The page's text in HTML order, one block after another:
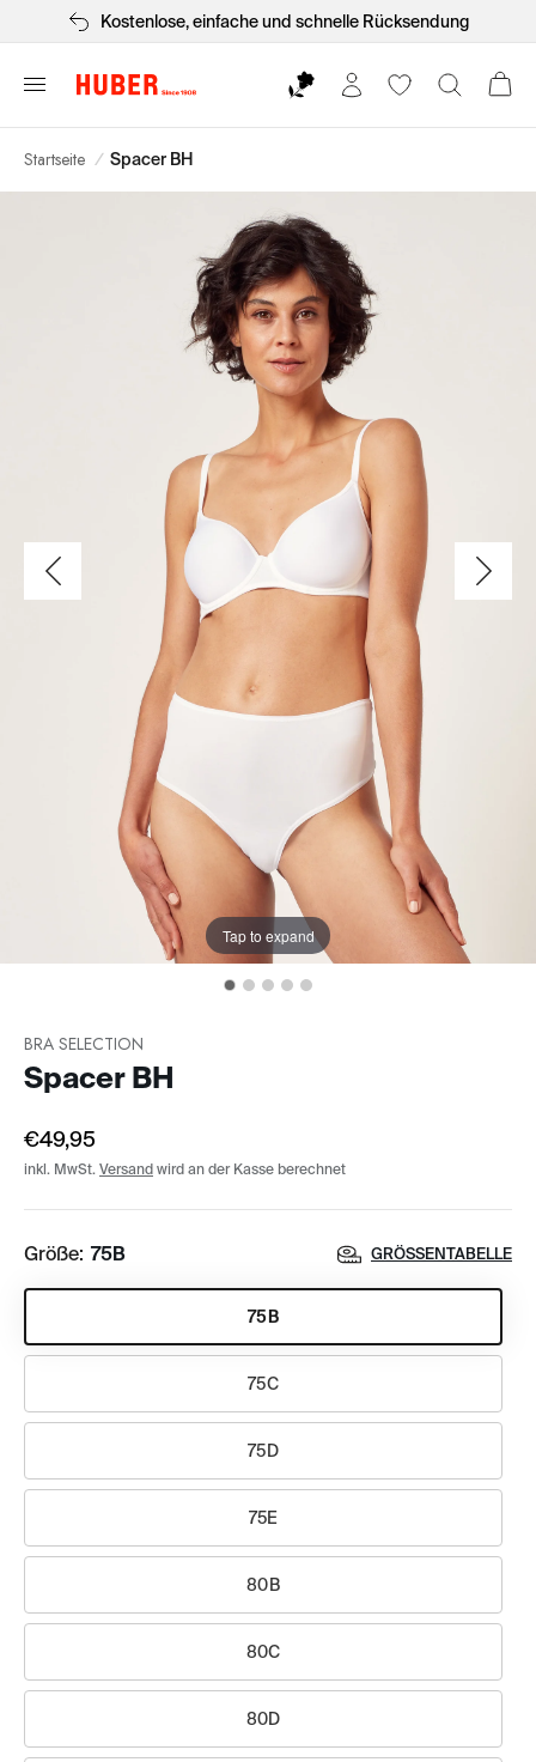
Kostenlose, einfache und schnelle Rücksendung
Startseite / Spacer BH
Tap to expand
BRA SELECTION
Spacer BH
€49,95
inkl. MwSt. Versand wird an der Kasse berechnet
Größe: 75B GRÖSSENTABELLE
75B
75C
75D
75E
80B
80C
80D